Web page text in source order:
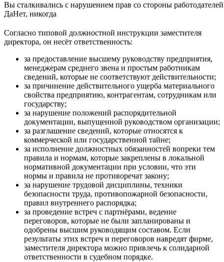
Вы сталкивались с нарушением прав со стороны
ДаНет, никогда
Согласно типовой должностной инструкции заместителя
директора, он несёт ответственность:
за предоставление высшему руководству предприятия,
менеджерам среднего звена и простым работникам
сведений, которые не соответствуют действительности;
за причинение действительного ущерба материального
свойства предприятию, контрагентам, сотрудникам или
государству;
за нарушение положений распорядительной
документации, выпущенной руководством организации;
за разглашение сведений, которые относятся к
коммерческой или государственной тайне;
за исполнение должностных обязанностей вопреки тем
правила и нормам, которые закреплены в локальной
нормативной документации при условии, что эти
нормы и правила не противоречат закону;
за нарушение трудовой дисциплины, техники
безопасности труда, противопожарной безопасности,
правил внутреннего распорядка;
за проведение встреч с партнёрами, ведение
переговоров, которые не были запланированы и
одобрены высшим руководящим составом. Если
результаты этих встреч и переговоров навредят фирме,
заместителя директора можно привлечь к солидарной
ответственности в судебном порядке.